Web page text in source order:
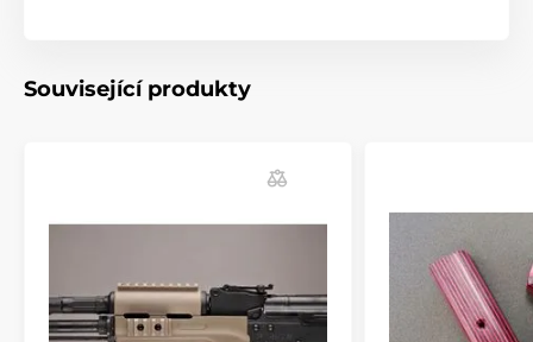
doplňky.
Produkt je zařazen v kategoriích
Příslušenství Pažby, pažbičky a střenky
Související produkty